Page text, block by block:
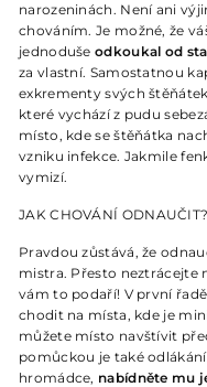
narozeninách. Není ani
chováním. Je možné, že
jednoduše odkoukal od
za vlastní. Samostatnou
exkrementy svých
které vychází z pudu
místo, kde se štěňátka
vzniku infekce. Jakmile
vymizí.
JAK CHOVÁNÍ ODNAUČIT?
Pravdou zůstává, že
mistra. Přesto neztrácejte
vám to podaří! V první
chodit na místa, kde je
můžete místo navštívit
pomůckou je také
hromádce, nabídněte mu